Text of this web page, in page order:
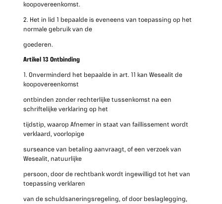
koopovereenkomst.
2. Het in lid 1 bepaalde is eveneens van toepassing op het
normale gebruik van de
goederen.
Artikel 13 Ontbinding
1. Onverminderd het bepaalde in art. 11 kan Wesealit de
koopovereenkomst
ontbinden zonder rechterlijke tussenkomst na een
schriftelijke verklaring op het
tijdstip, waarop Afnemer in staat van faillissement wordt
verklaard, voorlopige
surseance van betaling aanvraagt, of een verzoek van
Wesealit, natuurlijke
persoon, door de rechtbank wordt ingewilligd tot het van
toepassing verklaren
van de schuldsaneringsregeling, of door beslaglegging,